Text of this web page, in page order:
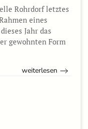
Rohrdorf letztes
eines
Jahr das
gewohnten Form
weiterlesen